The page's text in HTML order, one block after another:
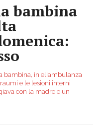
bambina
bambina, in eliambulanza
e le lesioni interni
con la madre e un